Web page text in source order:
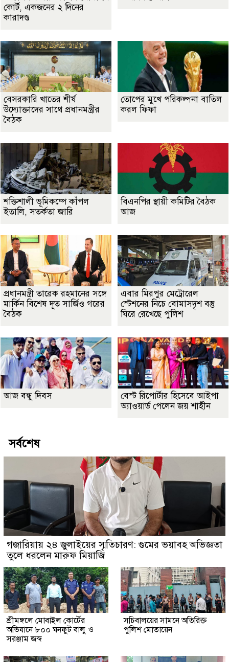
কোর্ট, একজনের ২ দিনের
কারাদণ্ড
বেসরকারি খাতের শীর্ষ
উদ্যোক্তাদের সাথে প্রধানমন্ত্রীর
বৈঠক
তোপের মুখে পরিকল্পনা বাতিল
করল ফিফা
শক্তিশালী ভূমিকম্পে কাঁপল
ইতালি, সতর্কতা জারি
বিএনপির স্থায়ী কমিটির বৈঠক
আজ
প্রধানমন্ত্রী তারেক রহমানের সঙ্গে
মার্কিন বিশেষ দূত সার্জিও গরের
বৈঠক
এবার মিরপুর মেট্রোরেল
স্টেশনের নিচে বোমাসদৃশ বস্তু
ঘিরে রেখেছে পুলিশ
আজ বন্ধু দিবস
বেস্ট রিপোর্টার হিসেবে আইপা
অ্যাওয়ার্ড পেলেন জয় শাহীন
সর্বশেষ
গজারিয়ায় ২৪ জুলাইয়ের স্মৃতিচারণ: গুমের ভয়াবহ অভিজ্ঞতা
তুলে ধরলেন মারুফ মিয়াজি
শ্রীমঙ্গলে মোবাইল কোর্টের
অভিযানে ৮০০ ঘনফুট বালু ও
সরঞ্জাম জব্দ
সচিবালয়ের সামনে অতিরিক্ত
পুলিশ মোতায়েন